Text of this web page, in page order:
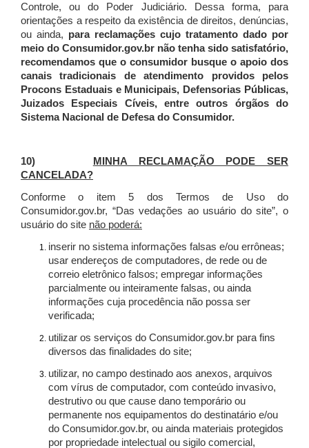
Controle, ou do Poder Judiciário. Dessa forma, para
orientações a respeito da existência de direitos, denúncias,
ou ainda, para reclamações cujo tratamento dado por
meio do Consumidor.gov.br não tenha sido satisfatório,
recomendamos que o consumidor busque o apoio dos
canais tradicionais de atendimento providos pelos
Procons Estaduais e Municipais, Defensorias Públicas,
Juizados Especiais Cíveis, entre outros órgãos do
Sistema Nacional de Defesa do Consumidor.
10)
MINHA RECLAMAÇÃO PODE SER
CANCELADA?
Conforme o item 5 dos Termos de Uso do
Consumidor.gov.br, “Das vedações ao usuário do site”, o
usuário do site não poderá:
inserir no sistema informações falsas e/ou errôneas;
usar endereços de computadores, de rede ou de
correio eletrônico falsos; empregar informações
parcialmente ou inteiramente falsas, ou ainda
informações cuja procedência não possa ser
verificada;
utilizar os serviços do Consumidor.gov.br para fins
diversos das finalidades do site;
utilizar, no campo destinado aos anexos, arquivos
com vírus de computador, com conteúdo invasivo,
destrutivo ou que cause dano temporário ou
permanente nos equipamentos do destinatário e/ou
do Consumidor.gov.br, ou ainda materiais protegidos
por propriedade intelectual ou sigilo comercial,